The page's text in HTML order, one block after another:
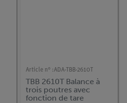
Article n° :ADA-TBB-2610T
TBB 2610T Balance à
trois poutres avec
fonction de tare